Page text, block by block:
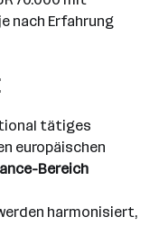
nach Erfahrung
tätiges
europäischen
Bereich
harmonisiert,